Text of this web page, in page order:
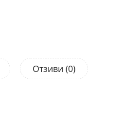
Отзиви (0)